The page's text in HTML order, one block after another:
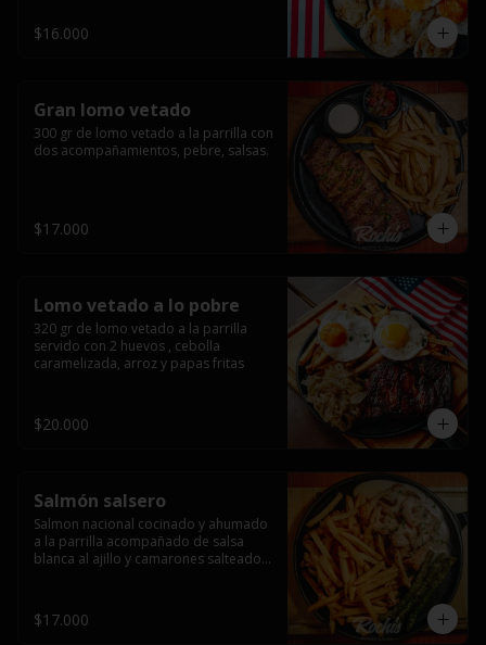
$16.000
Gran lomo vetado
300 gr de lomo vetado a la parrilla con
dos acompañamientos, pebre, salsas.
$17.000
Lomo vetado a lo pobre
320 gr de lomo vetado a la parrilla
servido con 2 huevos , cebolla
caramelizada, arroz y papas fritas
$20.000
Salmón salsero
Salmon nacional cocinado y ahumado
a la parrilla acompañado de salsa
blanca al ajillo y camarones salteados,
$17.000